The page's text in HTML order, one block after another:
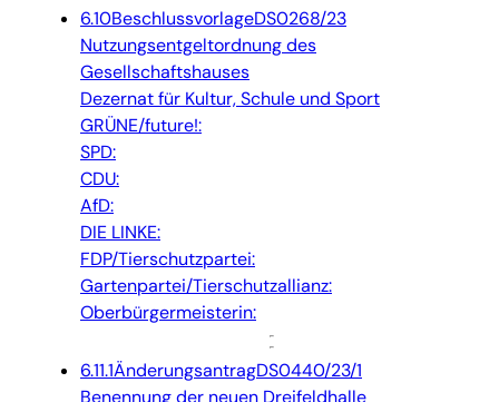
6.10BeschlussvorlageDS0268/23
Nutzungsentgeltordnung des
Gesellschaftshauses
Dezernat für Kultur, Schule und Sport
GRÜNE/future!:
SPD:
CDU:
AfD:
DIE LINKE:
FDP/Tierschutzpartei:
Gartenpartei/Tierschutzallianz:
Oberbürgermeisterin:
6.11.1ÄnderungsantragDS0440/23/1